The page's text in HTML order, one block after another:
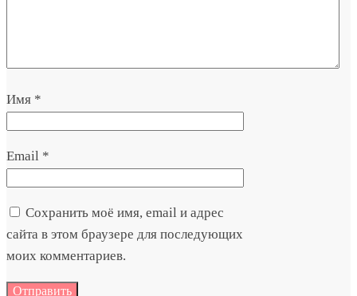
Имя *
Email *
Сохранить моё имя, email и адрес
сайта в этом браузере для последующих
моих комментариев.